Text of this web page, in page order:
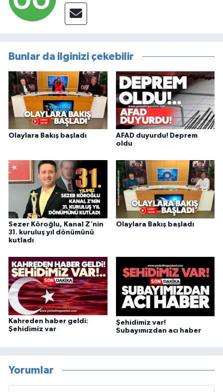
Bunlar da ilginizi çekebilir
Olaylara Bakış başladı
AFAD duyurdu! Deprem
oldu
Sezer Köroğlu, Kanal Z'nin
31. kuruluş yıl dönümünü
kutladı
Olaylara Bakış başladı
Kahreden haber geldi:
Şehidimiz var
Şehidimiz var!
Subayımızdan acı haber
Yorumlar